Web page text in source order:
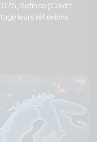
Sofinco (Crédit
leurs réflexions